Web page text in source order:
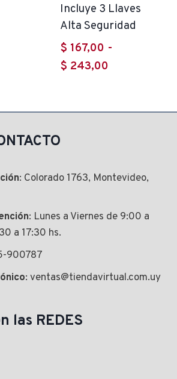
Incluye 3 Llaves
Alta Seguridad
$ 167,00 -
$ 243,00Rango
$ 243,00
: Colorado 1763, Montevideo,
: Lunes a Viernes de 9:00 a
a 17:30 hs.
900787
: ventas@tiendavirtual.com.uy
las REDES